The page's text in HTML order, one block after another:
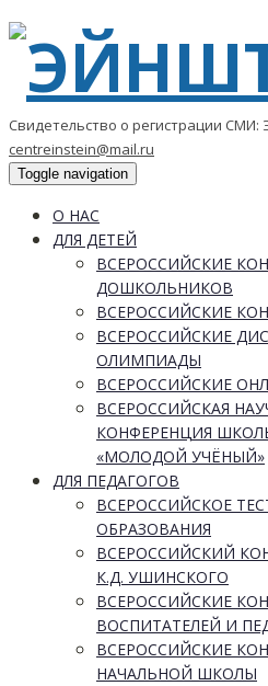
Свидетельство о регистрации СМИ:
centreinstein@mail.ru
Toggle navigation
О НАС
ДЛЯ ДЕТЕЙ
ВСЕРОССИЙСКИЕ
ДОШКОЛЬНИКОВ
ВСЕРОССИЙСКИЕ
ВСЕРОССИЙСКИЕ
ОЛИМПИАДЫ
ВСЕРОССИЙСКИЕ
ВСЕРОССИЙСКАЯ
КОНФЕРЕНЦИЯ
«МОЛОДОЙ УЧЁНЫЙ»
ДЛЯ ПЕДАГОГОВ
ВСЕРОССИЙСКОЕ
ОБРАЗОВАНИЯ
ВСЕРОССИЙСКИЙ
К.Д. УШИНСКОГО
ВСЕРОССИЙСКИЕ
ВОСПИТАТЕЛЕЙ И
ВСЕРОССИЙСКИЕ
НАЧАЛЬНОЙ ШКОЛЫ